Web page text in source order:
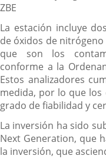
ZBE
La estación incluye
de óxidos de
que son los
conforme a la
Estos analizadores
medida, por lo que
grado de fiabilidad y
La inversión ha sido
Next Generation, que
la inversión, que